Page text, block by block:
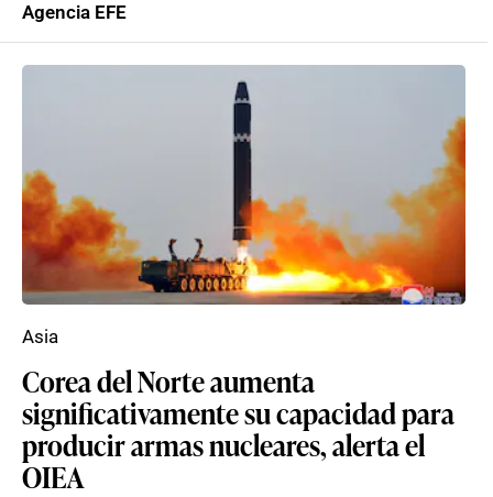
Agencia EFE
Corea del Norte aumenta
significativamente su capacidad para
producir armas nucleares, alerta el
OIEA
Asia